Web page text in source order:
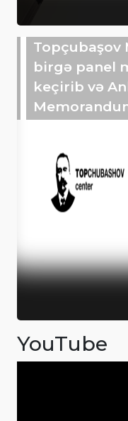
Topçubaşov
birgə panel
keçirib və
YouTube